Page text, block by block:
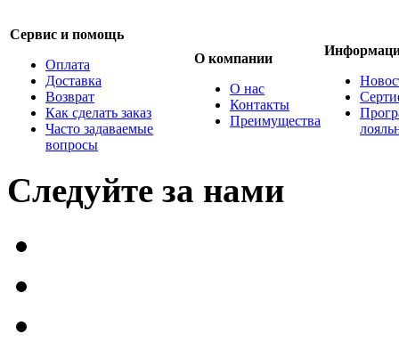
Сервис и помощь
Оплата
Доставка
Возврат
Как сделать заказ
Часто задаваемые
вопросы
О компании
О нас
Контакты
Преимущества
Следуйте за нами